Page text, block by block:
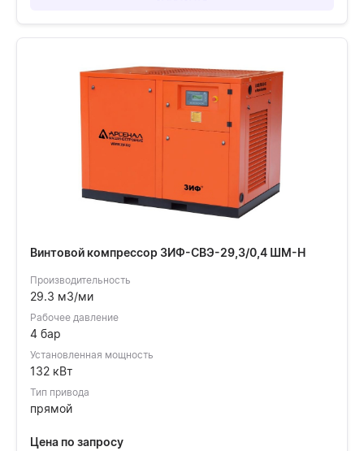
Винтовой компрессор ЗИФ-СВЭ-29,3/0,4 ШМ-Н
Производительность
29.3 м3/ми
Рабочее давление
4 бар
Установленная мощность
132 кВт
Тип привода
прямой
Цена по запросу